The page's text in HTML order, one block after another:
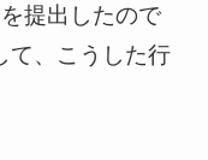
提出したので
て、こうした行